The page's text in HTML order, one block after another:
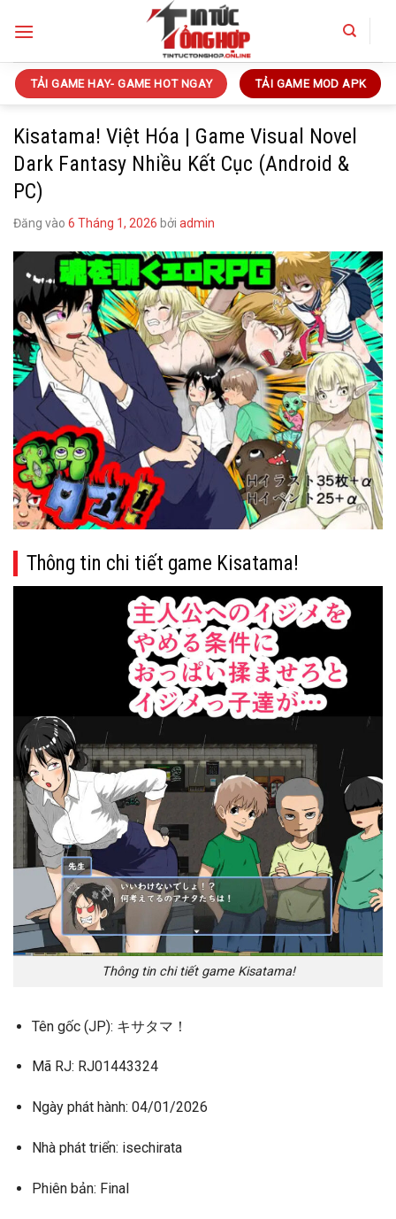
qua
dung TẢI GAME HAY- GAME HOT NGAY TẢI GAME MOD APK
Kisatama! Việt Hóa | Game Visual Novel
Dark Fantasy Nhiều Kết Cục (Android &
PC)
Đăng vào 6 Tháng 1, 2026 bởi admin
Thông tin chi tiết game Kisatama!
Thông tin chi tiết game Kisatama!
Tên gốc (JP): キサタマ！
Mã RJ: RJ01443324
Ngày phát hành: 04/01/2026
Nhà phát triển: isechirata
Phiên bản: Final